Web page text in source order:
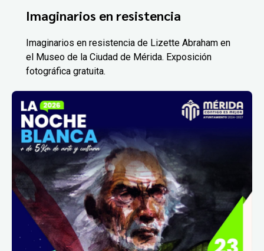
Imaginarios en resistencia
Imaginarios en resistencia de Lizette Abraham en
el Museo de la Ciudad de Mérida. Exposición
fotográfica gratuita.